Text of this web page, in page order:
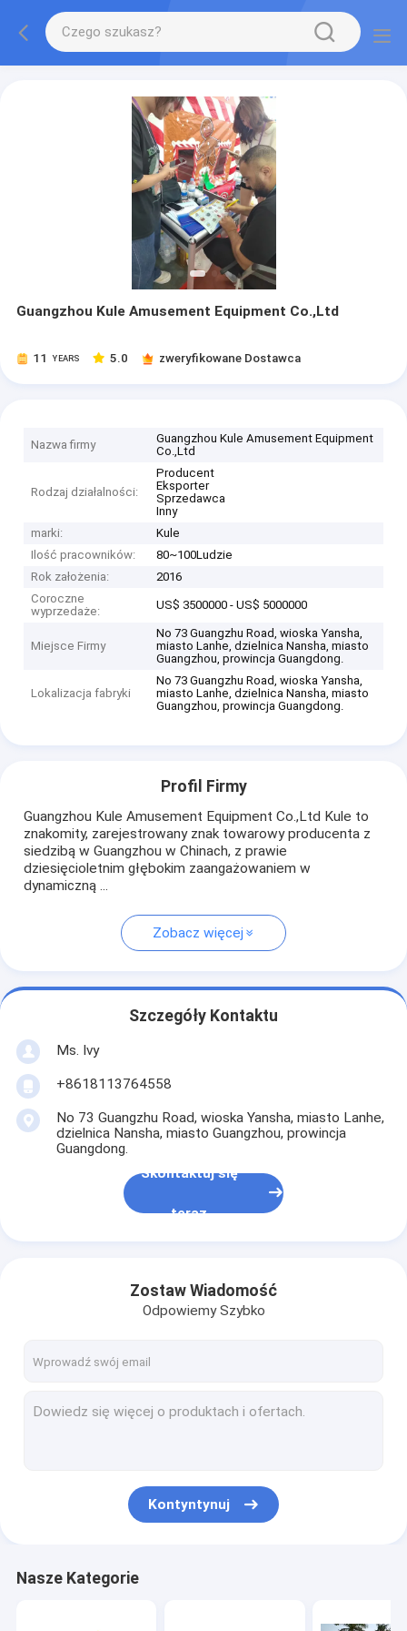
Guangzhou Kule Amusement Equipment Co.,Ltd
11 YEARS 5.0 zweryfikowane Dostawca
Nazwa firmy
Guangzhou Kule Amusement Equipment
Co.,Ltd
Rodzaj działalności:
Producent
Eksporter
Sprzedawca
Inny
marki:
Kule
Ilość pracowników:
80~100Ludzie
Rok założenia:
2016
Coroczne
wyprzedaże:
US$ 3500000 - US$ 5000000
Miejsce Firmy
No 73 Guangzhu Road, wioska Yansha,
miasto Lanhe, dzielnica Nansha, miasto
Guangzhou, prowincja Guangdong.
Lokalizacja fabryki
No 73 Guangzhu Road, wioska Yansha,
miasto Lanhe, dzielnica Nansha, miasto
Guangzhou, prowincja Guangdong.
Profil Firmy
Guangzhou Kule Amusement Equipment Co.,Ltd Kule to
znakomity, zarejestrowany znak towarowy producenta z
siedzibą w Guangzhou w Chinach, z prawie
dziesięcioletnim głębokim zaangażowaniem w
dynamiczną ...
Zobacz więcej
Szczegóły Kontaktu
Ms. Ivy
+8618113764558
No 73 Guangzhu Road, wioska Yansha, miasto Lanhe,
dzielnica Nansha, miasto Guangzhou, prowincja
Guangdong.
Skontaktuj się
teraz
Zostaw Wiadomość
Odpowiemy Szybko
Kontyntynuj
Nasze Kategorie